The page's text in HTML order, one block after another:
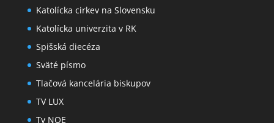
Katolícka cirkev na Slovensku
Katolícka univerzita v RK
Spišská diecéza
Sväté písmo
Tlačová kancelária biskupov
TV LUX
Tv NOE